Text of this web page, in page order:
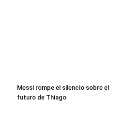
Messi rompe el silencio sobre el
futuro de Thiago